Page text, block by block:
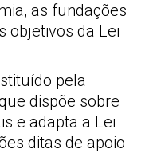
as fundações
objetivos da Lei
pela
dispõe sobre
e adapta a Lei
ditas de apoio